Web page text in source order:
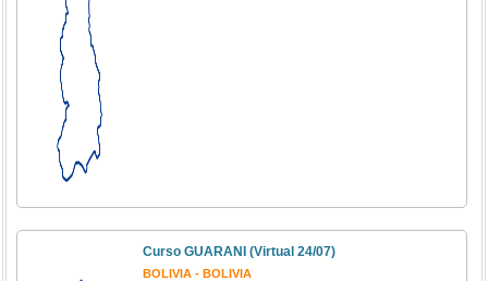
Curso GUARANI (Virtual 24/07)
BOLIVIA - BOLIVIA